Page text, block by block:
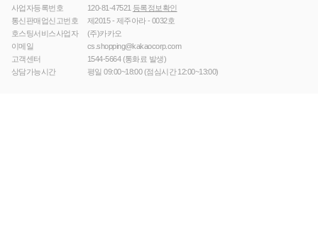
사업자등록번호
120-81-47521 등록정보확인
통신판매업신고번호
제2015 - 제주아라 - 0032호
호스팅서비스사업자
(주)카카오
이메일
cs.shopping@kakaocorp.com
고객센터
1544-5664(통화료 발생)
상담가능시간
평일 09:00~18:00 (점심시간 12:00~13:00)